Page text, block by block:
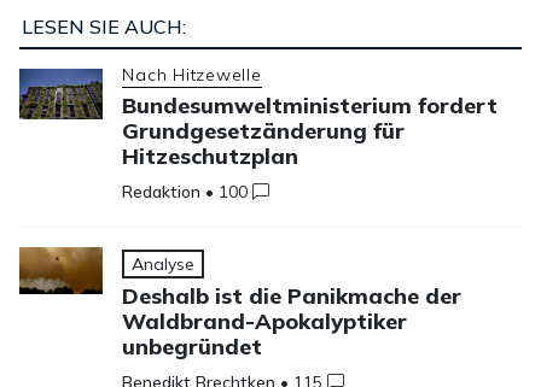
LESEN SIE AUCH:
Nach Hitzewelle
Bundesumweltministerium fordert
Grundgesetzänderung für
Hitzeschutzplan
Redaktion • 100
Analyse
Deshalb ist die Panikmache der
Waldbrand-Apokalyptiker
unbegründet
Benedikt Brechtken • 115